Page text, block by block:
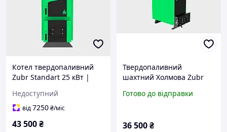
Котел твердопаливний
Zubr Standart 25 кВт |
Тривале горіння,
автоматика PID
Недоступний
від7250₴/міс
43 500₴
Твердопаливний
шахтний Холмова Zubr
Готово до відправки
36 500₴